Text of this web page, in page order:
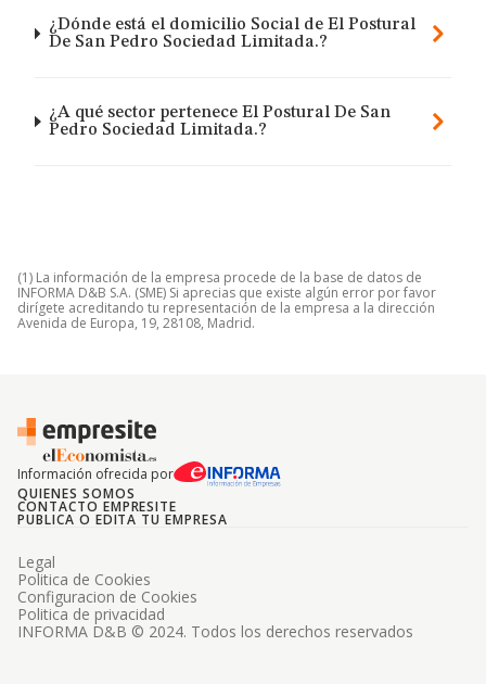
¿Dónde está el domicilio Social de El Postural
De San Pedro Sociedad Limitada.?
¿A qué sector pertenece El Postural De San
Pedro Sociedad Limitada.?
(1) La información de la empresa procede de la base de datos de
INFORMA D&B S.A. (SME) Si aprecias que existe algún error por favor
dirígete acreditando tu representación de la empresa a la dirección
Avenida de Europa, 19, 28108, Madrid.
Información ofrecida por
QUIENES SOMOS
CONTACTO EMPRESITE
PUBLICA O EDITA TU EMPRESA
INFORMA D&B © 2024. Todos los derechos reservados
Legal
Politica de Cookies
Configuracion de Cookies
Politica de privacidad